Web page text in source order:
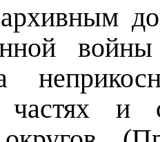
частях и